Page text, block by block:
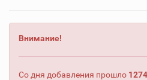
Внимание!
Со дня добавления прошло 1274